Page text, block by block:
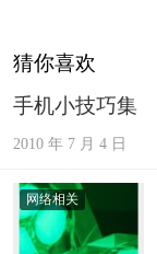
猜你喜欢
手机小技巧集
2010 年 7 月 4 日
网络相关